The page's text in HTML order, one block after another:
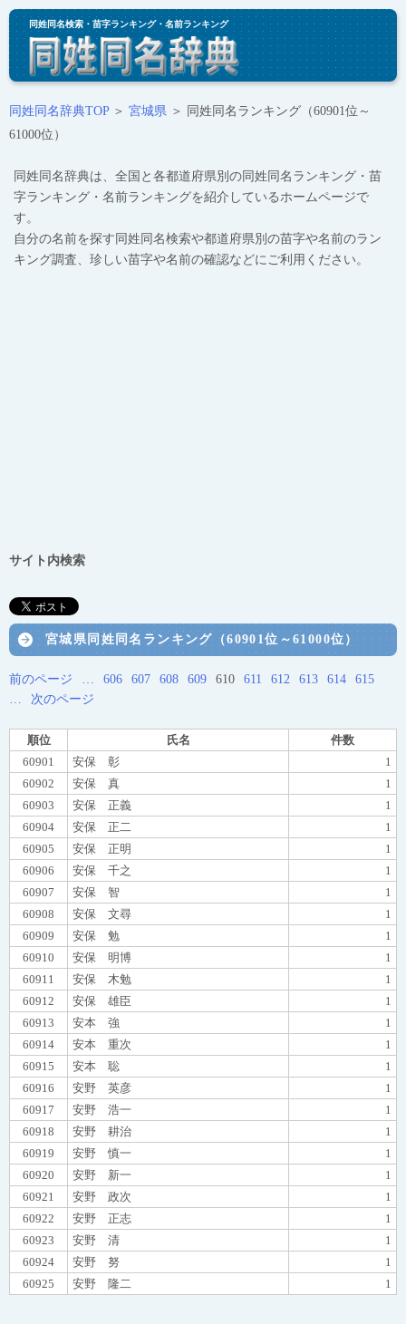
同姓同名検索・苗字ランキング・名前ランキング
同姓同名辞典TOP＞ 宮城県 ＞ 同姓同名ランキング（60901位～
61000位）
同姓同名辞典は、全国と各都道府県別の同姓同名ランキング・苗
字ランキング・名前ランキングを紹介しているホームページで
す。
自分の名前を探す同姓同名検索や都道府県別の苗字や名前のラン
キング調査、珍しい苗字や名前の確認などにご利用ください。
サイト内検索
宮城県同姓同名ランキング（60901位～61000位）
前のページ … 606 607 608 609 610 611 612 613 614
615
…
次のページ
順位 氏名
件数
60901
安保 彰
1
60902
安保 真
1
60903
安保 正義
1
60904
安保 正二
1
60905
安保 正明
1
60906
安保 千之
1
60907
安保 智
1
60908
安保 文尋
1
60909
安保 勉
1
60910
安保 明博
1
60911
安保 木勉
1
60912
安保 雄臣
1
60913
安本 強
1
60914
安本 重次
1
60915
安本 聡
1
60916
安野 英彦
1
60917
安野 浩一
1
60918
安野 耕治
1
60919
安野 慎一
1
60920
安野 新一
1
60921
安野 政次
1
60922
安野 正志
1
60923
安野 清
1
60924
安野 努
1
60925
安野 隆二 1